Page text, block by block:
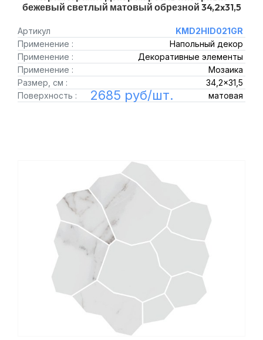
бежевый светлый матовый обрезной 34,2x31,5
Артикул
KMD2HID021GR
Применение :
Напольный декор
Применение :
Декоративные элементы
Применение :
Мозаика
Размер, см :
34,2x31,5
Поверхность :
матовая
2685 руб/шт.